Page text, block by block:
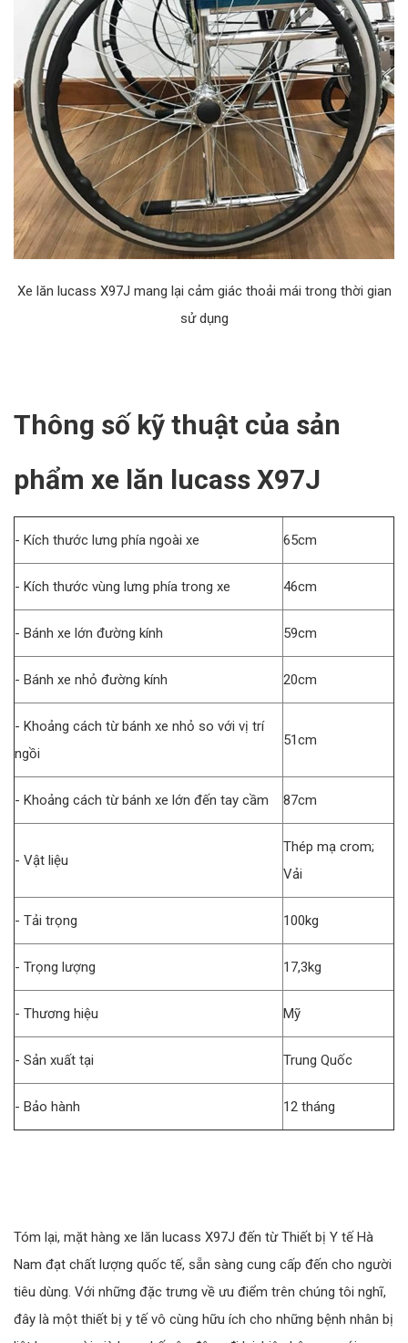
Xe lăn lucass X97J mang lại cảm giác thoải mái trong thời gian
sử dụng
Thông số kỹ thuật của sản
phẩm xe lăn lucass X97J
- Kích thước lưng phía ngoài xe 65cm
- Kích thước vùng lưng phía trong xe 46cm
- Bánh xe lớn đường kính 59cm
- Bánh xe nhỏ đường kính 20cm
- Khoảng cách từ bánh xe nhỏ so với vị trí
ngồi
51cm
- Khoảng cách từ bánh xe lớn đến tay cầm 87cm
- Vật liệu
Thép mạ crom;
Vải
- Tải trọng 100kg
- Trọng lượng 17,3kg
- Thương hiệu Mỹ
- Sản xuất tại Trung Quốc
- Bảo hành 12 tháng
Tóm lại, mặt hàng xe lăn lucass X97J đến từ Thiết bị Y tế Hà
Nam đạt chất lượng quốc tế, sẵn sàng cung cấp đến cho người
tiêu dùng. Với những đặc trưng về ưu điểm trên chúng tôi nghĩ,
đây là một thiết bị y tế vô cùng hữu ích cho những bệnh nhân bị